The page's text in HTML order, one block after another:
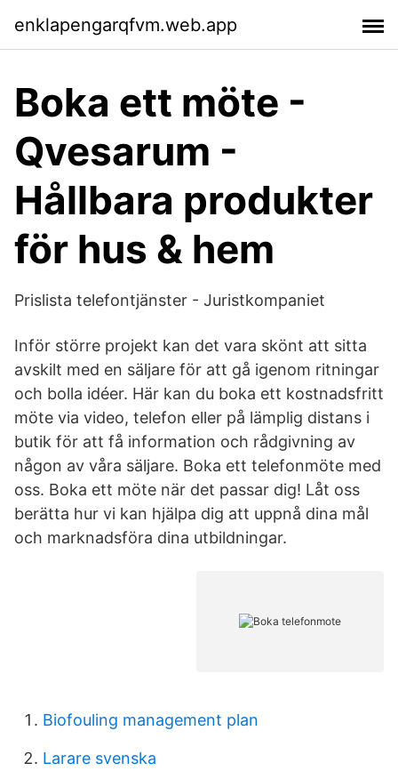
enklapengarqfvm.web.app
Boka ett möte -
Qvesarum -
Hållbara produkter
för hus & hem
Prislista telefontjänster - Juristkompaniet
Inför större projekt kan det vara skönt att sitta
avskilt med en säljare för att gå igenom ritningar
och bolla idéer. Här kan du boka ett kostnadsfritt
möte via video, telefon eller på lämplig distans i
butik för att få information och rådgivning av
någon av våra säljare. Boka ett telefonmöte med
oss. Boka ett möte när det passar dig! Låt oss
berätta hur vi kan hjälpa dig att uppnå dina mål
och marknadsföra dina utbildningar.
Biofouling management plan
Larare svenska